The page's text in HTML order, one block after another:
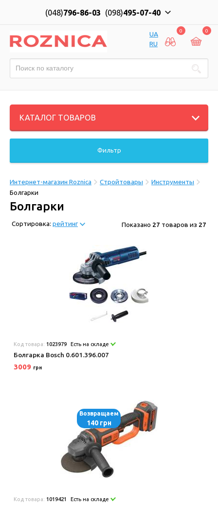
(048)796-86-03 (098)495-07-40
UA
RU
0 0
КАТАЛОГ ТОВАРОВ
Фильтр
Интернет-магазин Roznica Стройтовары
Инструменты
Болгарки
Болгарки
Сортировка: рейтинг Показано 27 товаров из 27
Код товара: 1023979 Есть на складе
Болгарка Bosch 0.601.396.007
3009 грн
Возвращаем
140 грн
Код товара: 1019421 Есть на складе